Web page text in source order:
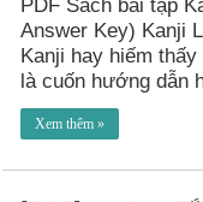
PDF Sách bài tập
Answer Key) Kanji
Kanji hay hiếm
là cuốn hướng dẫn
Xem thêm »